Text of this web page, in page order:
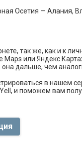
Осетия — Алания,
так же, как и к
или
дальше, чем
в нашем
и поможем вам